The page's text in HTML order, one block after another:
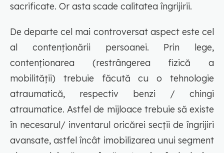
sacrificate. Or asta scade calitatea îngrijirii.
De departe cel mai controversat aspect este cel
al contenționării persoanei. Prin lege,
contenționarea (restrângerea fizică a
mobilității) trebuie făcută cu o tehnologie
atraumatică, respectiv benzi / chingi
atraumatice. Astfel de mijloace trebuie să existe
în necesarul/ inventarul oricărei secții de îngrijiri
avansate, astfel încât imobilizarea unui segment